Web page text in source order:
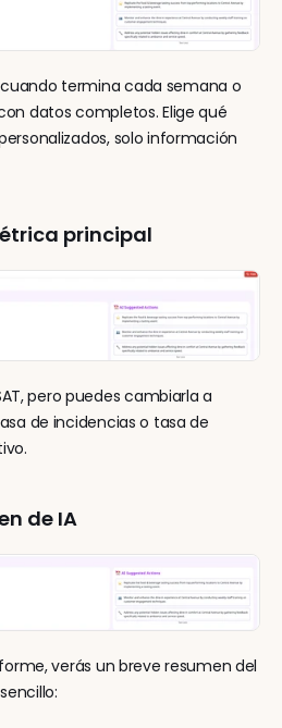
termina cada semana o
datos completos. Elige qué
solo información
principal
pero puedes cambiarla a
de incidencias o tasa de
de IA
verás un breve resumen del